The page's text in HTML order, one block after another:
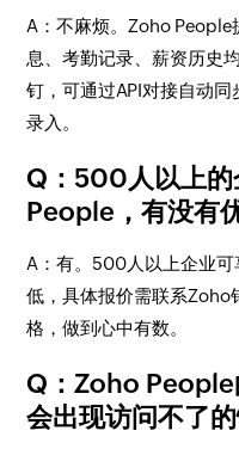
A：不麻烦。Zoho
息、考勤记录、薪资历史
钉，可通过API对接自动
录入。
Q：500人以上
People，有没有
A：有。500人以上企业
低，具体报价需联系Zoho
格，做到心中有数。
Q：Zoho People
会出现访问不了